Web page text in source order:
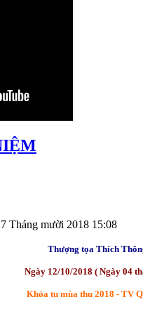
Tháng mười 2018 15:08
Thượng tọa Thích
Ngày 12/10/2018 ( Ngày 04
Khóa tu mùa thu 2018 - TV